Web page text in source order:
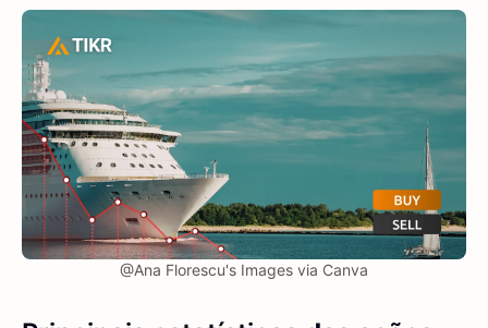
@Ana Florescu's Images via Canva